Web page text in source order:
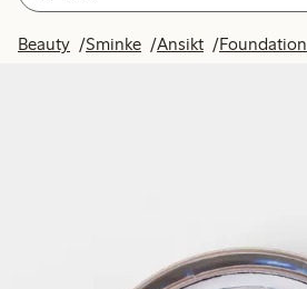
Beauty Sminke Ansikt Foundation